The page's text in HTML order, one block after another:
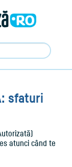
sfaturi
atunci când te